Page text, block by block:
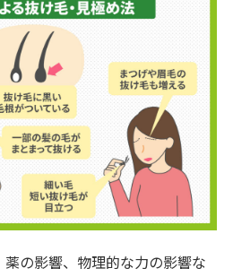
の影響、物理的な力の影響な